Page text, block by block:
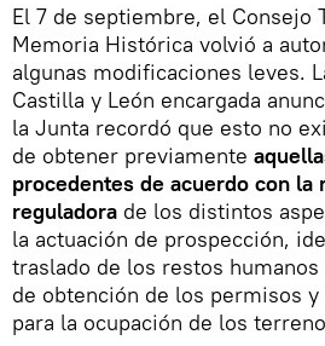
El 7 de septiembre, el Consejo
Memoria Histórica volvió a
algunas modificaciones leves.
Castilla y León encargada
la Junta recordó que esto no
de obtener previamente
procedentes de acuerdo con
reguladora de los distintos
la actuación de prospección,
traslado de los restos
de obtención de los permisos
para la ocupación de los